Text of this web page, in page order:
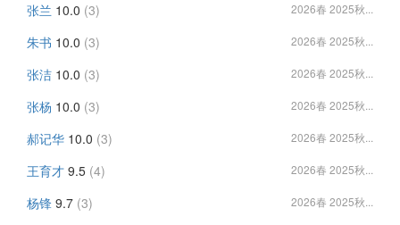
张兰 10.0 (3) 2026春 2025秋...
朱书 10.0 (3) 2026春 2025秋...
张洁 10.0 (3) 2026春 2025秋...
张杨 10.0 (3) 2026春 2025秋...
郝记华 10.0 (3) 2026春 2025秋...
王育才 9.5 (4) 2026春 2025秋...
杨锋 9.7 (3) 2026春 2025秋...